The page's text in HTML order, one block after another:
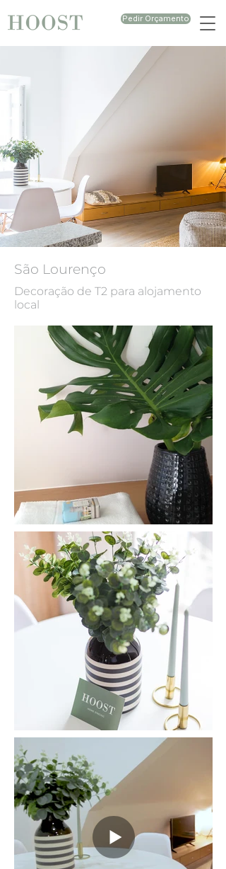
Pedir Orçamento
São Lourenço
Decoração de T2 para alojamento
local